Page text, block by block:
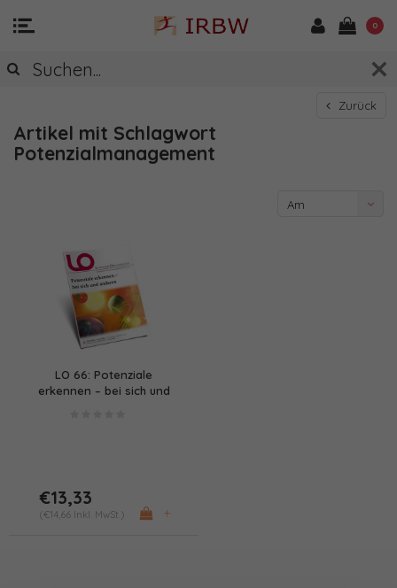
0
Zurück
Artikel mit Schlagwort
Potenzialmanagement
Am
LO 66: Potenziale
erkennen – bei sich und
€13,33
(€14,66 Inkl. MwSt.) +